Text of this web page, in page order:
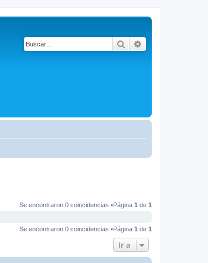
Buscar
Se encontraron 0 coincidencias •Página 1 de 1
Se encontraron 0 coincidencias •Página 1 de 1
Ir a